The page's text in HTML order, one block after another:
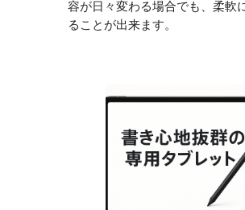
容が日々変わる場合でも、柔軟
ることが出来ます。